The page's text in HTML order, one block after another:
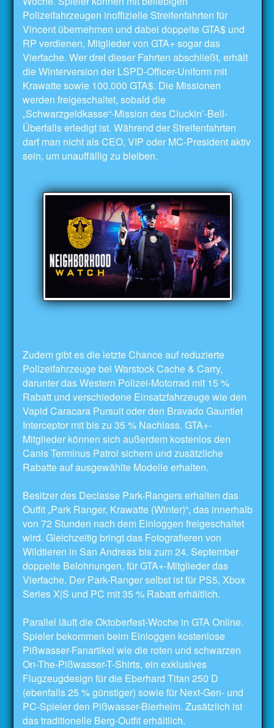
Polizeifahrzeugen inoffizielle Streifenfahrten für
Vincent übernehmen und dabei doppelte GTA$ und
RP verdienen, Mitglieder von GTA+ sogar das
Vierfache. Wer drei dieser Fahrten abschließt, erhält
die Winterversion der LSPD-Officer-Uniform mit
Krawatte sowie 100.000 GTA$. Die Missionen
werden freigeschaltet, sobald die
„Schwarzgeldkasse“-Mission des Cluckin’-Bell-
Überfalls erledigt ist. Während der Streifenfahrten
darf man nicht als CEO, VIP oder MC-President aktiv
sein, um unauffällig zu bleiben.
Zudem gibt es die letzte Chance auf reduzierte
Polizeifahrzeuge bei Warstock Cache & Carry,
darunter das Western Polizei-Motorrad mit 15 %
Rabatt und verschiedene Einsatzfahrzeuge wie den
Vapid Caracara Pursuit oder den Bravado Gauntlet
Interceptor mit bis zu 35 % Nachlass. GTA+-
Mitglieder können sich außerdem kostenlos den
Canis Terminus Patrol sichern und zusätzliche
Rabatte auf ausgewählte Modelle erhalten.
Besitzer des Declasse Park-Rangers erhalten das
Outfit „Park Ranger, Krawatte (Winter)“, das innerhalb
von 72 Stunden nach dem Einloggen freigeschaltet
wird. Gleichzeitig bringt das Fotografieren von
Wildtieren in San Andreas bis zum 24. September
doppelte Belohnungen, für GTA+-Mitglieder das
Vierfache. Der Park-Ranger selbst ist für PS5, Xbox
Series X|S und PC mit 35 % Rabatt erhältlich.
Parallel läuft die Oktoberfest-Woche in GTA Online.
Spieler bekommen beim Einloggen kostenlose
Pißwasser-Fanartikel wie die roten und schwarzen
On-The-Pißwasser-T-Shirts, ein exklusives
Flugzeugdesign für die Eberhard Titan 250 D
(ebenfalls 25 % günstiger) sowie für Next-Gen- und
PC-Spieler den Pißwasser-Bierhelm. Zusätzlich ist
das traditionelle Berg-Outfit erhältlich.